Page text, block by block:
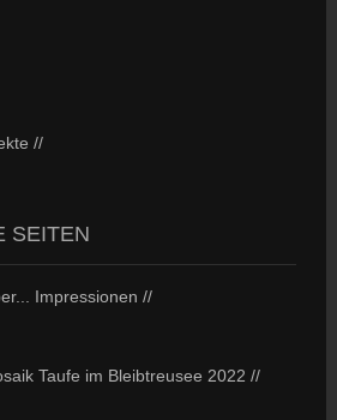
//
SEITEN
Impressionen //
Taufe im Bleibtreusee 2022 //